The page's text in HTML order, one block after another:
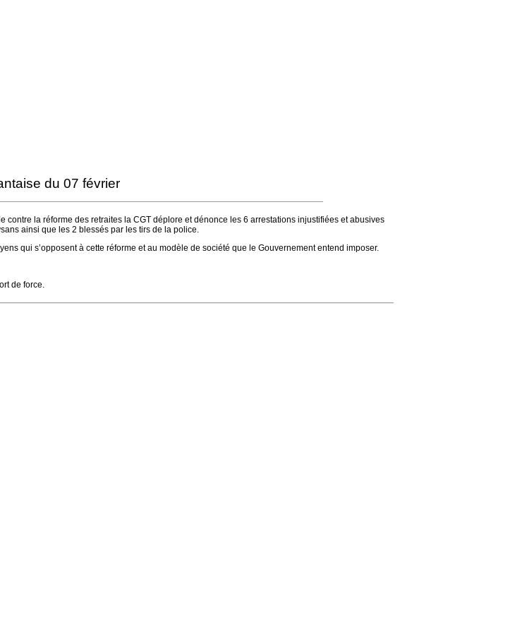
du 07 février
la réforme des retraites la CGT déplore et dénonce les 6 arrestations injustifiées et abusives
ainsi que les 2 blessés par les tirs de la police.
qui s’opposent à cette réforme et au modèle de société que le Gouvernement entend imposer.
de force.